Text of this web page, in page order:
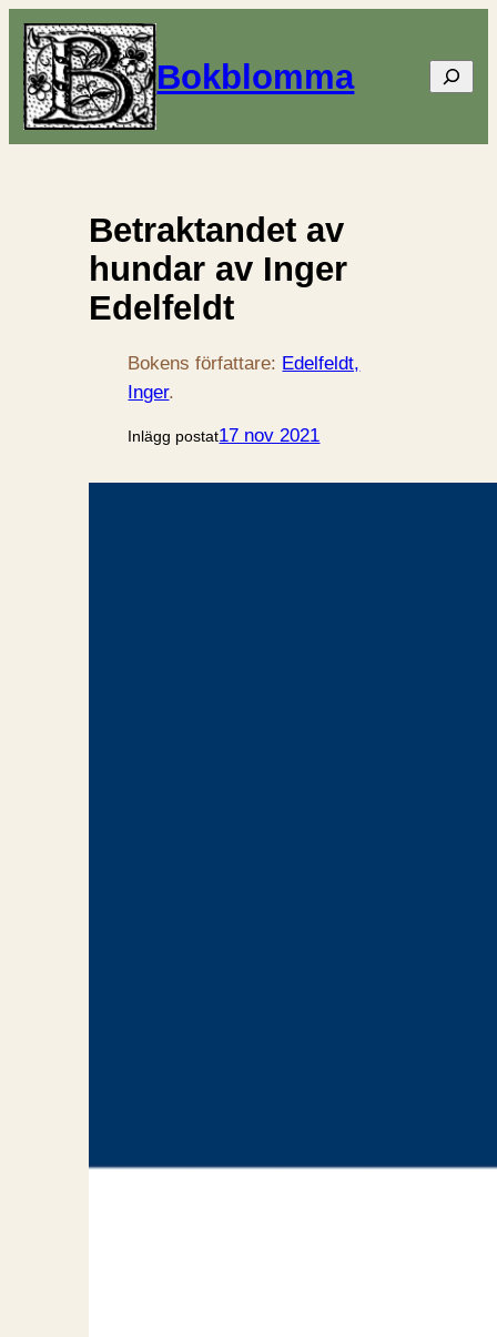
Bokblomma Sök
Betraktandet av
hundar av Inger
Edelfeldt
Bokens författare: Edelfeldt,
Inger.
Inlägg postat17 nov 2021